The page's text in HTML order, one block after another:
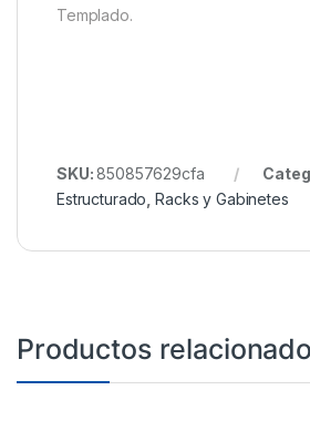
Templado.
SKU:850857629cfa
Estructurado ,Racks y Gabinetes
Productos